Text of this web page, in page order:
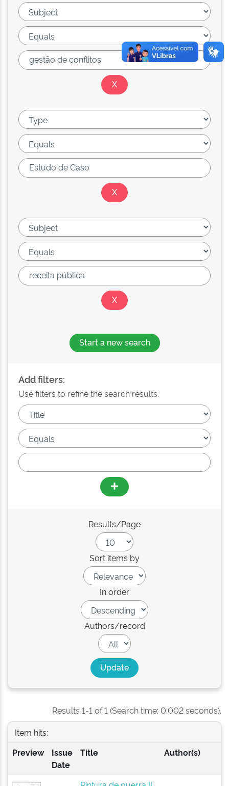
Start a new search
Add filters:
Use filters to refine the search results.
Results/Page
Sort items by
In order
Authors/record
Results 1-1 of 1 (Search time: 0.002 seconds).
Item hits:
Preview
Issue
Date
Title Author(s)